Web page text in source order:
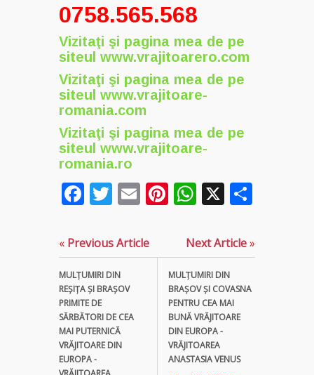
0758.565.568
Vizitaţi şi pagina mea de pe
siteul www.vrajitoarero.com
Vizitaţi şi pagina mea de pe
siteul www.vrajitoare-
romania.com
Vizitaţi şi pagina mea de pe
siteul www.vrajitoare-
romania.ro
Facebook
Twitter
EmailPinterest
WhatsApp
X
« Previous Article
MULŢUMIRI DIN
REȘIȚA ȘI BRAȘOV
PRIMITE DE
SĂRBĂTORI DE CEA
MAI PUTERNICĂ
VRĂJITOARE DIN
EUROPA -
Next Article»
MULŢUMIRI DIN
BRAȘOV ȘI COVASNA
PENTRU CEA MAI
BUNĂ VRĂJITOARE
DIN EUROPA -
VRĂJITOAREA
ANASTASIA VENUS